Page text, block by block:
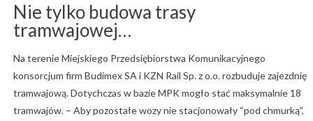
Nie tylko budowa trasy
tramwajowej…
Na terenie Miejskiego Przedsiębiorstwa Komunikacyjnego
konsorcjum firm Budimex SA i KZN Rail Sp. z o.o. rozbuduje zajezdnię
tramwajową. Dotychczas w bazie MPK mogło stać maksymalnie 18
tramwajów. – Aby pozostałe wozy nie stacjonowały “pod chmurką”,